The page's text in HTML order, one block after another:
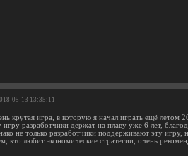
05-13 13:35:11
крутая игра, в которую я начал играть ещё летом
игру разработчики держат на плаву уже 6 лет,
не только разработчики поддерживают эту
кто любит экономические стратегии, очень